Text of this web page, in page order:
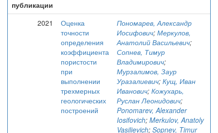
публикации
2021
Оценка
точности
определения
коэффициента
пористости
при
выполнении
трехмерных
геологических
построений
Пономарев, Александр
Иосифович; Меркулов,
Анатолий Васильевич;
Сопнев, Тимур
Владимирович;
Мурзалимов, Заур
Уразалиевич; Кущ, Иван
Иванович; Кожухарь,
Руслан Леонидович;
Ponomarev, Alexander
Iosifovich; Merkulov, Anatoly
Vasilievich; Sopnev, Timur